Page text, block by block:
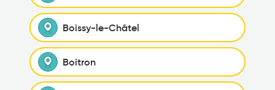
Boissy-le-Châtel
Boitron